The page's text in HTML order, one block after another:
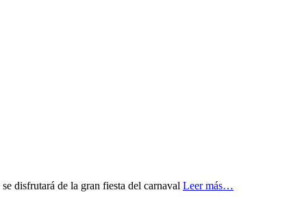
disfrutará de la gran fiesta del carnaval Leer más…